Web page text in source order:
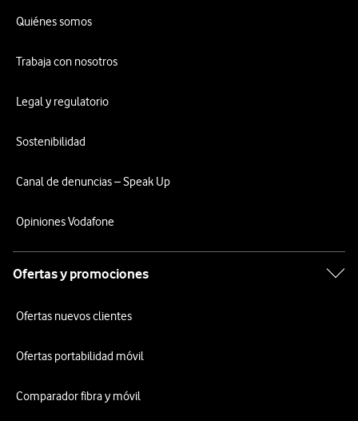
Quiénes somos
Trabaja con nosotros
Legal y regulatorio
Sostenibilidad
Canal de denuncias – Speak Up
Opiniones Vodafone
Ofertas y promociones
Ofertas nuevos clientes
Ofertas portabilidad móvil
Comparador fibra y móvil